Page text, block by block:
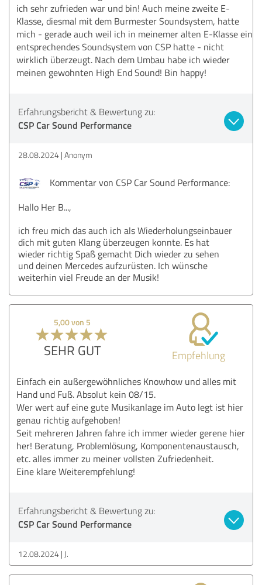
ich sehr zufrieden war und bin! Auch meine zweite E-
Klasse, diesmal mit dem Burmester Soundsystem, hatte
mich - gerade auch weil ich in meinemer alten E-Klasse ein
entsprechendes Soundsystem von CSP hatte - nicht
wirklich überzeugt. Nach dem Umbau habe ich wieder
meinen gewohnten High End Sound! Bin happy!
Erfahrungsbericht & Bewertung zu:
CSP Car Sound Performance
28.08.2024 Anonym
Kommentar von CSP Car Sound Performance:
Hallo Her B...,
ich freu mich das auch ich als Wiederholungseinbauer
dich mit guten Klang überzeugen konnte. Es hat
wieder richtig Spaß gemacht Dich wieder zu sehen
und deinen Mercedes aufzurüsten. Ich wünsche
weiterhin viel Freude an der Musik!
5,00 von 5
SEHR GUT Empfehlung
Einfach ein außergewöhnliches Knowhow und alles mit
Hand und Fuß. Absolut kein 08/15.
Wer wert auf eine gute Musikanlage im Auto legt ist hier
genau richtig aufgehoben!
Seit mehreren Jahren fahre ich immer wieder gerene hier
her! Beratung, Problemlösung, Komponentenaustausch,
etc. alles immer zu meiner vollsten Zufriedenheit.
Eine klare Weiterempfehlung!
Erfahrungsbericht & Bewertung zu:
CSP Car Sound Performance
12.08.2024 J.